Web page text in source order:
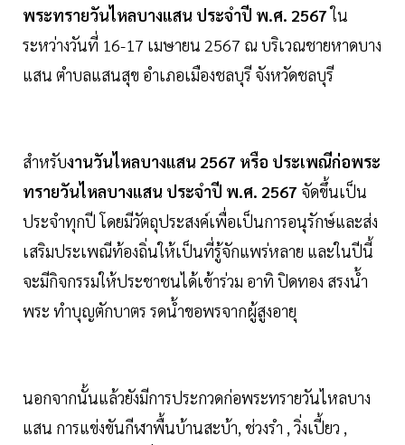
พระทรายวันไหลบางแสน ประจําปี พ.ศ. 2567ใน
ระหว่างวันที่ 16-17 เมษายน 2567 ณ บริเวณชายหาดบาง
แสน ตําบลแสนสุข อําเภอเมืองชลบุรี จังหวัดชลบุรี
สำหรับงานวันไหลบางแสน 2567 หรือ ประเพณีก่อพระ
ทรายวันไหลบางแสน ประจําปี พ.ศ. 2567 จัดขึ้นเป็น
ประจำทุกปี โดยมีวัตถุประสงค์เพื่อเป็นการอนุรักษ์และส่ง
เสริมประเพณีท้องถิ่นให้เป็นที่รู้จักแพร่หลาย และในปีนี้
จะมีกิจกรรมให้ประชาชนได้เข้าร่วม อาทิ ปิดทอง สรงน้ำ
พระ ทำบุญตักบาตร รดน้ำขอพรจากผู้สูงอายุ
นอกจากนั้นแล้วยังมีการประกวดก่อพระทรายวันไหลบาง
แสน การแข่งขันกีฬาพื้นบ้านสะบ้า, ช่วงรํา , วิ่งเปี้ยว ,